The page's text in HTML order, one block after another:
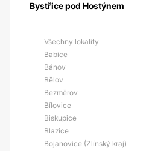
Bystřice pod Hostýnem
Všechny lokality
Babice
Bánov
Bělov
Bezměrov
Bílovice
Biskupice
Blazice
Bojanovice (Zlínský kraj)